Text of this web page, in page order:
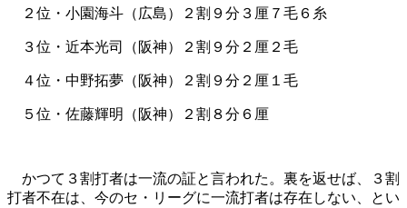
２位・小園海斗（広島）２割９分３厘７毛６糸
３位・近本光司（阪神）２割９分２厘２毛
４位・中野拓夢（阪神）２割９分２厘１毛
５位・佐藤輝明（阪神）２割８分６厘
かつて３割打者は一流の証と言われた。裏を返せば、３割
打者不在は、今のセ・リーグに一流打者は存在しない、とい